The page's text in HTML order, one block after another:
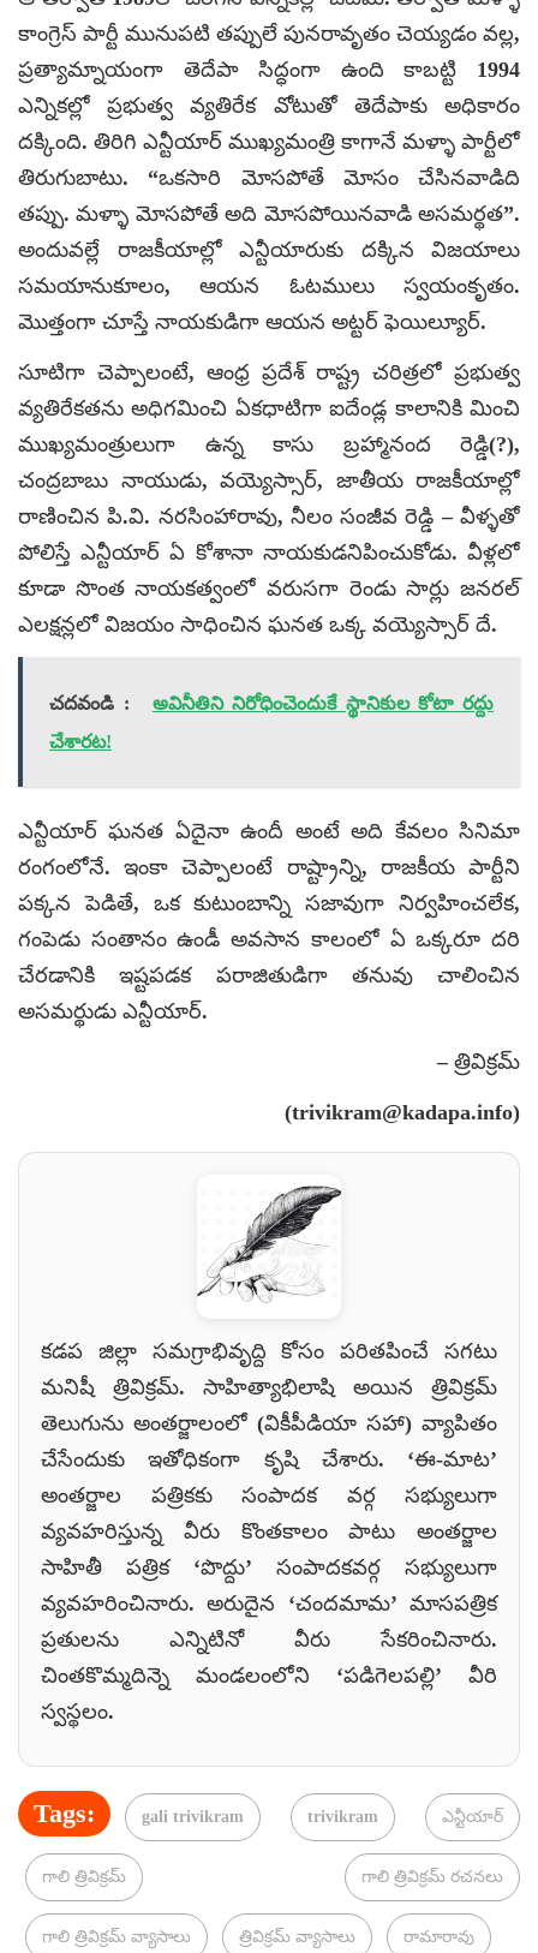
కాంగ్రెస్ పార్టీ మునుపటి తప్పులే పునరావృతం చెయ్యడం వల్ల,
ప్రత్యామ్నాయంగా తెదేపా సిద్ధంగా ఉంది కాబట్టి 1994
ఎన్నికల్లో ప్రభుత్వ వ్యతిరేక వోటుతో తెదేపాకు అధికారం
దక్కింది. తిరిగి ఎన్టీయార్ ముఖ్యమంత్రి కాగానే మళ్ళా పార్టీలో
తిరుగుబాటు. “ఒకసారి మోసపోతే మోసం చేసినవాడిది
తప్పు. మళ్ళా మోసపోతే అది మోసపోయినవాడి అసమర్థత”.
అందువల్లే రాజకీయాల్లో ఎన్టీయారుకు దక్కిన విజయాలు
సమయానుకూలం, ఆయన ఓటములు స్వయంకృతం.
మొత్తంగా చూస్తే నాయకుడిగా ఆయన అట్టర్ ఫెయిల్యూర్.
సూటిగా చెప్పాలంటే, ఆంధ్ర ప్రదేశ్ రాష్ట్ర చరిత్రలో ప్రభుత్వ
వ్యతిరేకతను అధిగమించి ఏకధాటిగా ఐదేండ్ల కాలానికి మించి
ముఖ్యమంత్రులుగా ఉన్న కాసు బ్రహ్మానంద రెడ్డి(?),
చంద్రబాబు నాయుడు, వయ్యెస్సార్, జాతీయ రాజకీయాల్లో
రాణించిన పి.వి. నరసింహారావు, నీలం సంజీవ రెడ్డి – వీళ్ళతో
పోలిస్తే ఎన్టీయార్ ఏ కోశానా నాయకుడనిపించుకోడు. వీళ్లలో
కూడా సొంత నాయకత్వంలో వరుసగా రెండు సార్లు జనరల్
ఎలక్షన్లలో విజయం సాధించిన ఘనత ఒక్క వయ్యెస్సార్ దే.
చదవండి :
అవినీతిని నిరోధించెందుకే స్థానికుల కోటా రద్దు
చేశారట!
ఎన్టీయార్ ఘనత ఏదైనా ఉందీ అంటే అది కేవలం సినిమా
రంగంలోనే. ఇంకా చెప్పాలంటే రాష్ట్రాన్ని, రాజకీయ పార్టీని
పక్కన పెడితే, ఒక కుటుంబాన్ని సజావుగా నిర్వహించలేక,
గంపెడు సంతానం ఉండీ అవసాన కాలంలో ఏ ఒక్కరూ దరి
చేరడానికి ఇష్టపడక పరాజితుడిగా తనువు చాలించిన
అసమర్థుడు ఎన్టీయార్.
– త్రివిక్రమ్
(trivikram@kadapa.info)
కడప జిల్లా సమగ్రాభివృద్ది కోసం పరితపించే సగటు
మనిషీ త్రివిక్రమ్. సాహిత్యాభిలాషి అయిన త్రివిక్రమ్
తెలుగును అంతర్జాలంలో (వికీపీడియా సహా) వ్యాపితం
చేసేందుకు ఇతోధికంగా కృషి చేశారు. ‘ఈ-మాట’
అంతర్జాల పత్రికకు సంపాదక వర్గ సభ్యులుగా
వ్యవహరిస్తున్న వీరు కొంతకాలం పాటు అంతర్జాల
సాహితీ పత్రిక ‘పొద్దు’ సంపాదకవర్గ సభ్యులుగా
వ్యవహరించినారు. అరుదైన ‘చందమామ’ మాసపత్రిక
ప్రతులను ఎన్నిటినో వీరు సేకరించినారు.
చింతకొమ్మదిన్నె మండలంలోని ‘పడిగెలపల్లి’ వీరి
స్వస్థలం.
Tags: gali trivikram trivikram ఎన్టీయార్
గాలి త్రివిక్రమ్ గాలి త్రివిక్రమ్ రచనలు
గాలి త్రివిక్రమ్ వ్యాసాలు త్రివిక్రమ్ వ్యాసాలు రామారావు